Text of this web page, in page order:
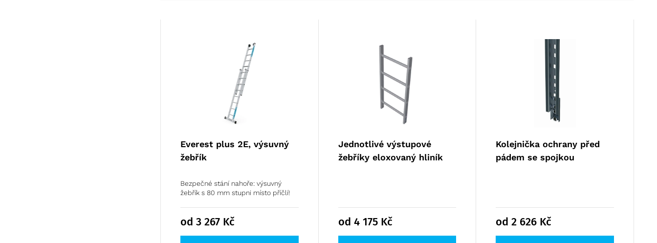
Everest plus 2E, výsuvný
žebřík
Bezpečné stání nahoře: výsuvný
žebřík s 80 mm stupni místo příčlí!
od 3 267 Kč
Jednotlivé výstupové
žebříky eloxovaný hliník
od 4 175 Kč
Kolejnička ochrany před
pádem se spojkou
od 2 626 Kč